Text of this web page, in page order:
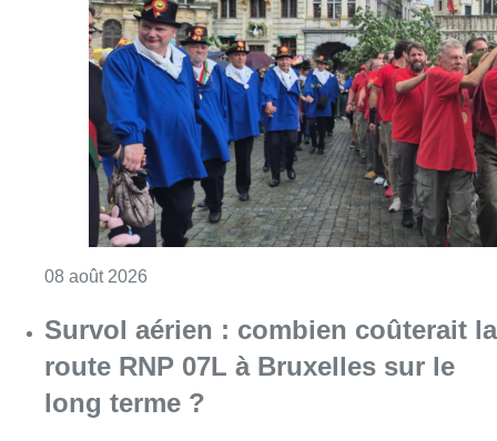
08 août 2026
Survol aérien : combien coûterait la
route RNP 07L à Bruxelles sur le
long terme ?